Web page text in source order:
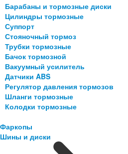
Барабаны и тормозные диски
Цилиндры тормозные
Суппорт
Стояночный тормоз
Трубки тормозные
Бачок тормозной
Вакуумный усилитель
Датчики ABS
Регулятор давления тормозов
Шланги тормозные
Колодки тормозные
Фаркопы
Шины и диски